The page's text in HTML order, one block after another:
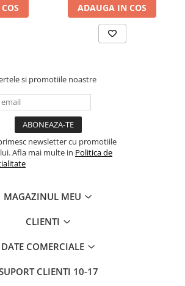
ADAUGA IN COS
si promotiile noastre
newsletter cu promotiile
Afla mai multe in Politica de
MAGAZINUL MEU
CLIENTI
DATE COMERCIALE
CLIENTI 10-17